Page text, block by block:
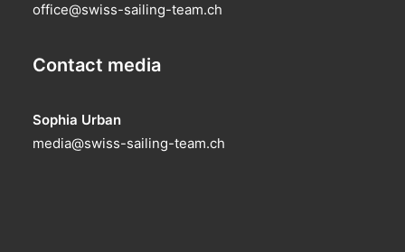
office@swiss-sailing-team.ch
Contact media
Sophia Urban
media@swiss-sailing-team.ch